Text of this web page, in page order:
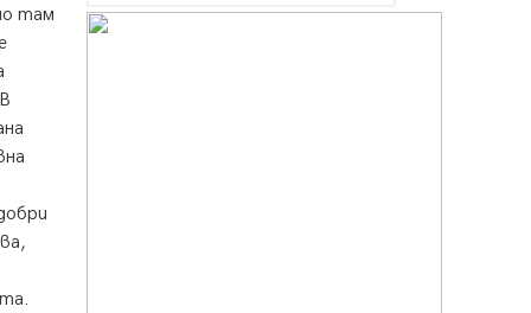
там
Да отговорим на жегите с филм